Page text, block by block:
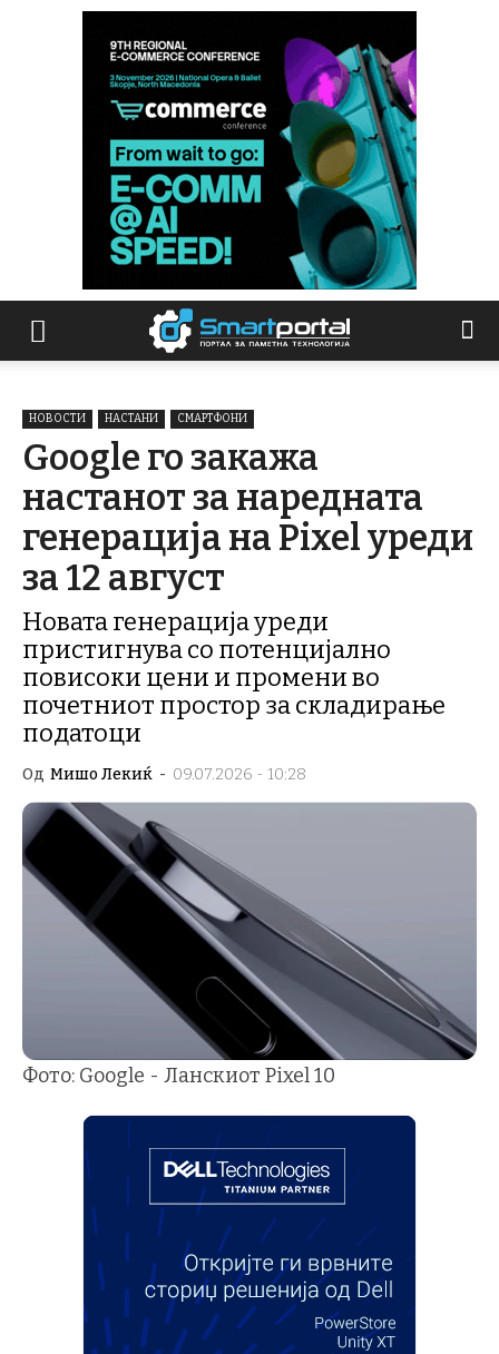
НОВОСТИ НАСТАНИ СМАРТФОНИ
Google го закажа
настанот за наредната
генерација на Pixel уреди
за 12 август
Новата генерација уреди
пристигнува со потенцијално
повисоки цени и промени во
почетниот простор за складирање
податоци
Од Мишо Лекиќ - 09.07.2026 - 10:28
Фото: Google - Ланскиот Pixel 10